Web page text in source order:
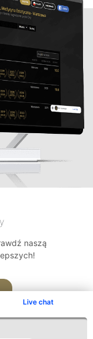
Live chat
naszą